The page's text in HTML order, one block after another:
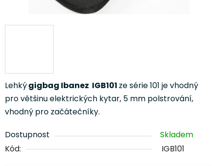
Lehkýgigbag Ibanez IGB101 ze série 101 je vhodný
pro většinu elektrických kytar, 5 mm polstrování,
vhodný pro začátečníky.
Dostupnost
Skladem
Kód:
IGB101